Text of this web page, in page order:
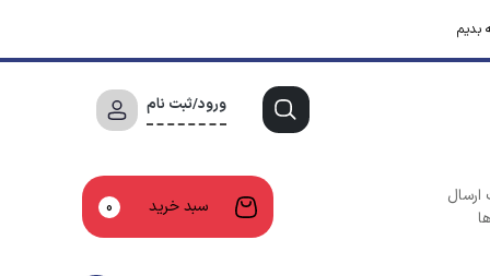
بدیم
ورود/ثبت نام
ارسال
سبد خرید 0